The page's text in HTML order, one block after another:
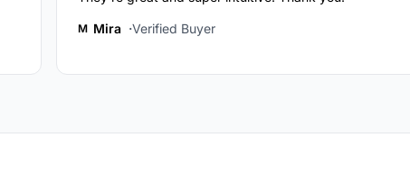
M Mira Verified Buyer